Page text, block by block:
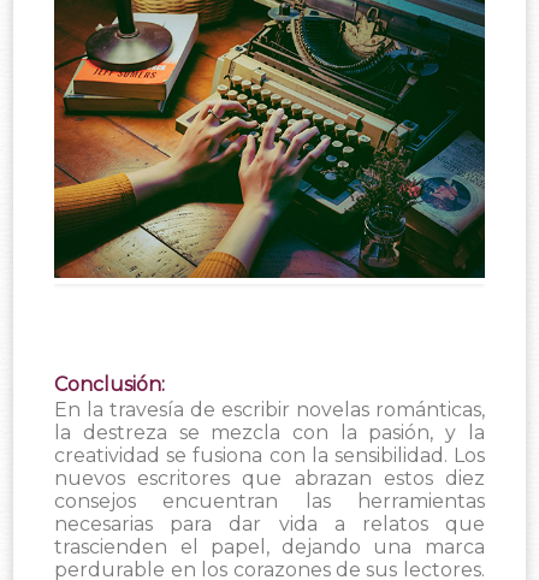
Conclusión:
En la travesía de escribir novelas románticas,
la destreza se mezcla con la pasión, y la
creatividad se fusiona con la sensibilidad. Los
nuevos escritores que abrazan estos diez
consejos encuentran las herramientas
necesarias para dar vida a relatos que
trascienden el papel, dejando una marca
perdurable en los corazones de sus lectores.